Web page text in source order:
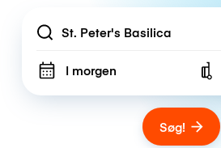
Location
I morgen
Søg!